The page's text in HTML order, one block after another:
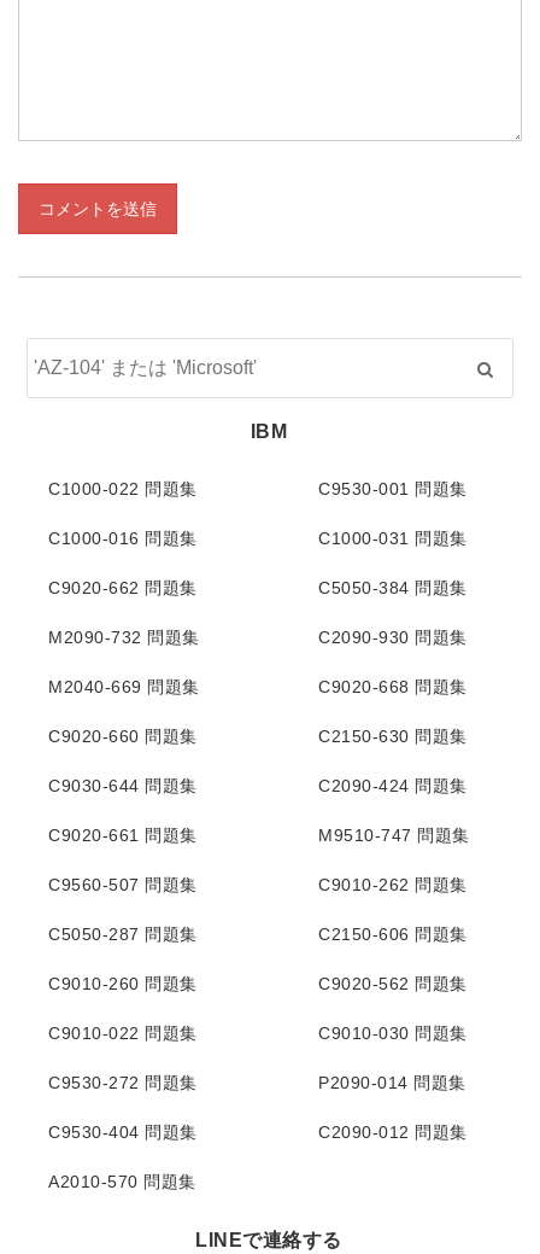
コメントを送信
IBM
C1000-022 問題集 C9530-001 問題集
C1000-016 問題集 C1000-031 問題集
C9020-662 問題集 C5050-384 問題集
M2090-732 問題集 C2090-930 問題集
M2040-669 問題集 C9020-668 問題集
C9020-660 問題集 C2150-630 問題集
C9030-644 問題集 C2090-424 問題集
C9020-661 問題集 M9510-747 問題集
C9560-507 問題集 C9010-262 問題集
C5050-287 問題集 C2150-606 問題集
C9010-260 問題集 C9020-562 問題集
C9010-022 問題集 C9010-030 問題集
C9530-272 問題集 P2090-014 問題集
C9530-404 問題集 C2090-012 問題集
A2010-570 問題集
LINEで連絡する